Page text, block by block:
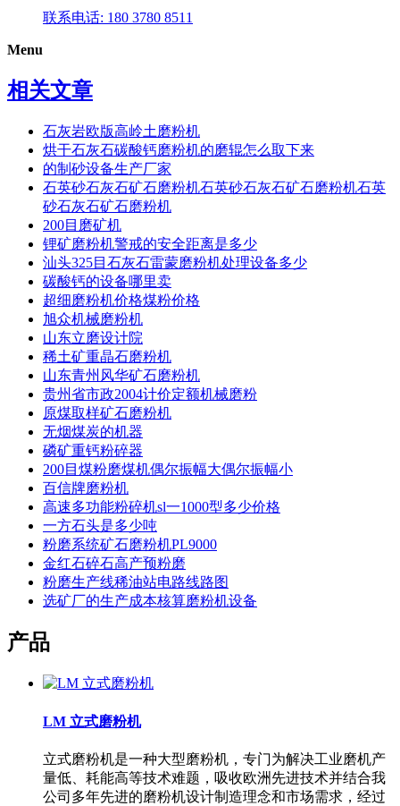
联系电话: 180 3780 8511
Menu
相关文章
石灰岩欧版高岭土磨粉机
烘干石灰石碳酸钙磨粉机的磨辊怎么取下来
的制砂设备生产厂家
石英砂石灰石矿石磨粉机石英砂石灰石矿石磨粉机石英
砂石灰石矿石磨粉机
200目磨矿机
锂矿磨粉机警戒的安全距离是多少
汕头325目石灰石雷蒙磨粉机处理设备多少
碳酸钙的设备哪里卖
超细磨粉机价格煤粉价格
旭众机械磨粉机
山东立磨设计院
稀土矿重晶石磨粉机
山东青州风华矿石磨粉机
贵州省市政2004计价定额机械磨粉
原煤取样矿石磨粉机
无烟煤炭的机器
磷矿重钙粉碎器
200目煤粉磨煤机偶尔振幅大偶尔振幅小
百信牌磨粉机
高速多功能粉碎机sl一1000型多少价格
一方石头是多少吨
粉磨系统矿石磨粉机PL9000
金红石碎石高产预粉磨
粉磨生产线稀油站电路线路图
选矿厂的生产成本核算磨粉机设备
产品
LM 立式磨粉机
立式磨粉机是一种大型磨粉机，专门为解决工业磨机产
量低、耗能高等技术难题，吸收欧洲先进技术并结合我
公司多年先进的磨粉机设计制造理念和市场需求，经过